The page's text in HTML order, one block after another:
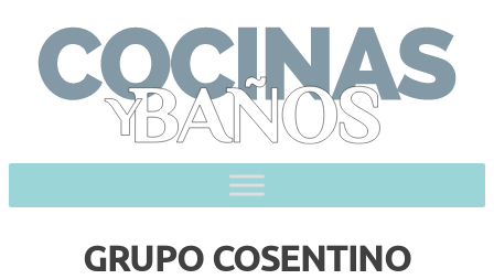
content
GRUPO COSENTINO